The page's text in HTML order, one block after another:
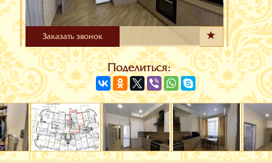
Заказать звонок
Поделиться: